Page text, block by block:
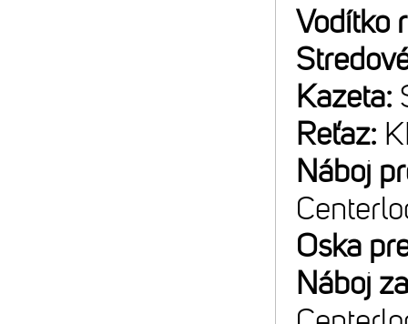
Vodítko
Kazeta:
Reťaz:
Náboj
Oska
Náboj